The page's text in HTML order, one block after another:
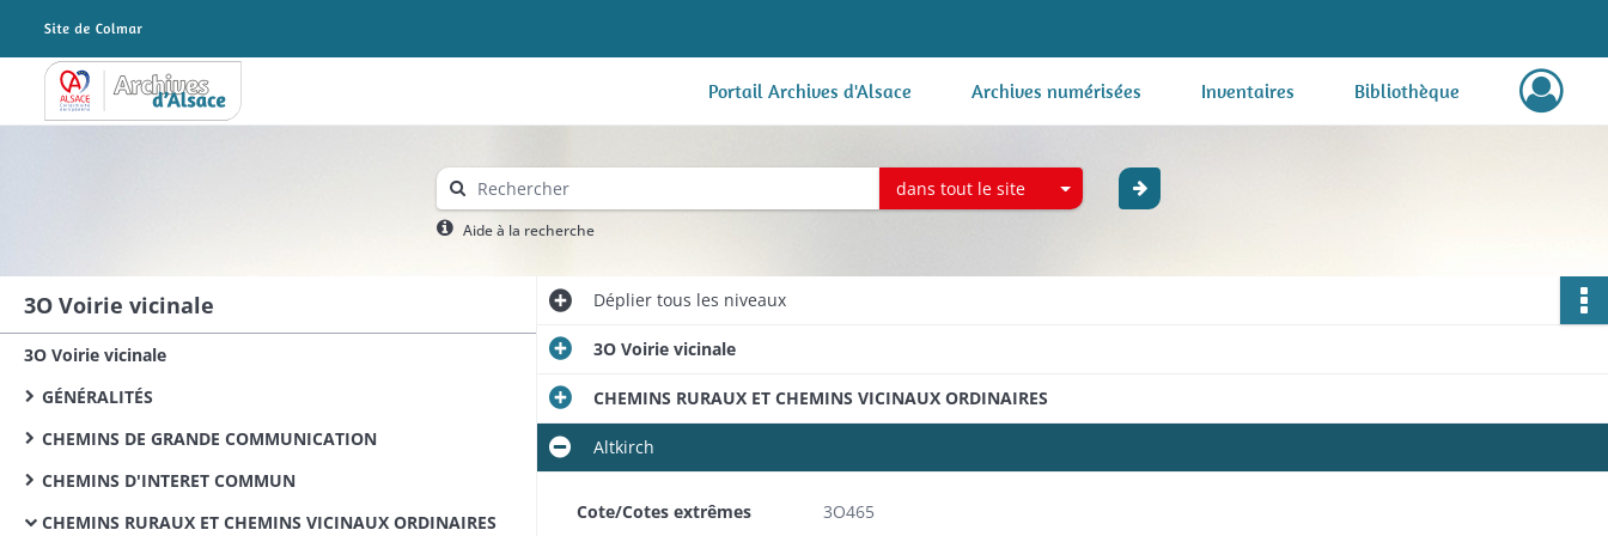
Archives Alsace - Colmar Portail Archives d'Alsace Archives numérisées Inventaires Bibliothèque
dans tout le site
Aide à la recherche
3O Voirie vicinale
3O Voirie vicinale
GÉNÉRALITÉS
CHEMINS DE GRANDE COMMUNICATION
CHEMINS D'INTERET COMMUN
CHEMINS RURAUX ET CHEMINS VICINAUX ORDINAIRES
Dépliertous les niveaux
3O Voirie vicinale
CHEMINS RURAUX ET CHEMINS VICINAUX ORDINAIRES
Altkirch
Cote/Cotes extrêmes
3O465